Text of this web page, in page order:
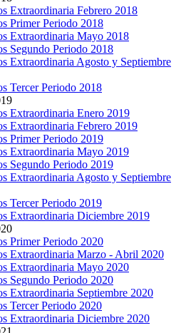
Extraordinaria Febrero 2018
Primer Periodo 2018
Extraordinaria Mayo 2018
Segundo Periodo 2018
Extraordinaria Agosto y Septiembre
Tercer Periodo 2018
Extraordinaria Enero 2019
Extraordinaria Febrero 2019
Primer Periodo 2019
Extraordinaria Mayo 2019
Segundo Periodo 2019
Extraordinaria Agosto y Septiembre
Tercer Periodo 2019
Extraordinaria Diciembre 2019
Primer Periodo 2020
Extraordinaria Marzo - Abril 2020
Extraordinaria Mayo 2020
Segundo Periodo 2020
Extraordinaria Septiembre 2020
Tercer Periodo 2020
Extraordinaria Diciembre 2020